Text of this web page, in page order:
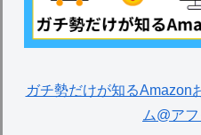
ガチ勢だけが知るAmazon
ム@ア